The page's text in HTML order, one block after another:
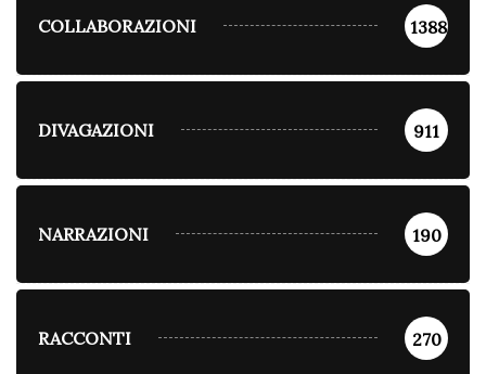
COLLABORAZIONI 1388
DIVAGAZIONI 911
NARRAZIONI 190
RACCONTI 270